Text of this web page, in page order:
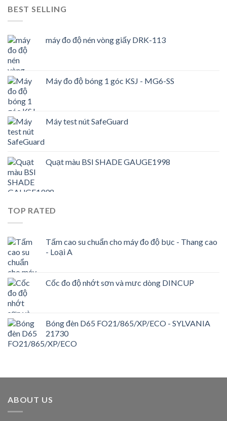
BEST SELLING
máy đo độ nén vòng giấy DRK-113
Máy đo độ bóng 1 góc KSJ - MG6-SS
Máy test nút SafeGuard
Quạt màu BSI SHADE GAUGE1998
TOP RATED
Tấm cao su chuẩn cho máy đo độ bục - Thang cao
- Loại A
Cốc đo độ nhớt sơn và mưc dòng DINCUP
Bóng đèn D65 FO21/865/XP/ECO - SYLVANIA
21730
ABOUT US